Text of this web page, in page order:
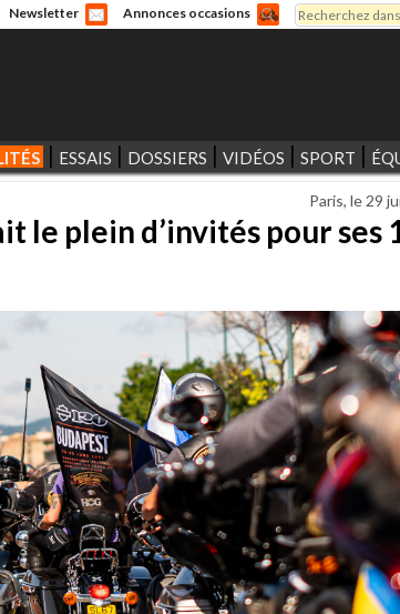
Newsletter Annonces occasions
Formulaire
Rechercher
ESSAIS DOSSIERS VIDÉOS SPORT
Paris, le 29
le plein d’invités pour ses